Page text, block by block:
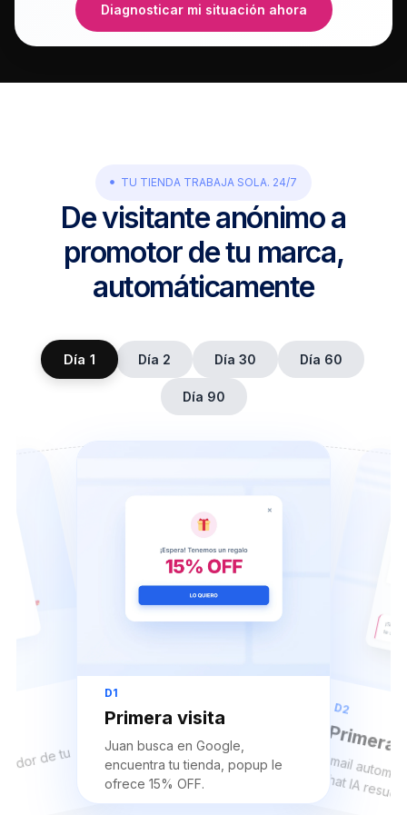
Diagnosticar mi situación ahora
TU TIENDA TRABAJA SOLA. 24/7
De visitante anónimo a
promotor de tu marca,
automáticamente
Día 1 Día 2 Día 30 Día 60
Día 90
D1
Primera visita
Juan busca en Google,
encuentra tu tienda, popup le
ofrece 15% OFF.
D2
ail
ático
hat IA
es e
tu